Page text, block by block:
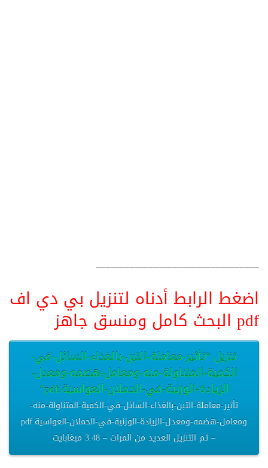
__________________________________
اضغط الرابط أدناه لتنزيل بي دي اف
pdf البحث كامل ومنسق جاهز
تنزيل “تأثير-معاملة-التبن-بالغذاء-السائل-في-
الكمية-المتناولة-منه-ومعامل-هضمه-ومعدل-
الزيادة-الوزنية-في-الحملان-العواسية.pdf”
تأثير-معاملة-التبن-بالغذاء-السائل-في-الكمية-المتناولة-منه-
ومعامل-هضمه-ومعدل-الزيادة-الوزنية-في-الحملان-العواسية.pdf
– تم التنزيل العديد من المرات – 3.48 ميغابايت